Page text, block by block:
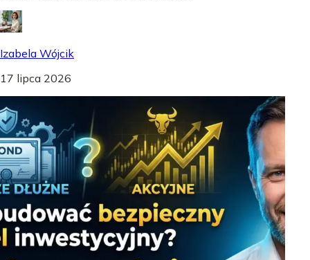
Izabela Wójcik
17 lipca 2026